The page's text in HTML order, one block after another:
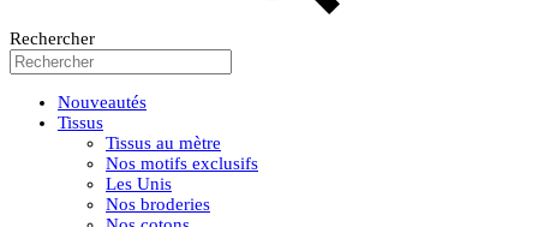
Rechercher
Nouveautés
Tissus
Tissus au mètre
Nos motifs exclusifs
Les Unis
Nos broderies